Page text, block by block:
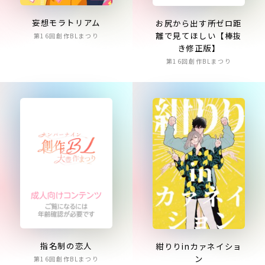
妄想モラトリアム
第16回創作BLまつり
お尻から出す所ゼロ距
離で見てほしい【棒抜
き修正版】
第16回創作BLまつり
指名制の恋人
第16回創作BLまつり
紺りりinカァネイショ
ン